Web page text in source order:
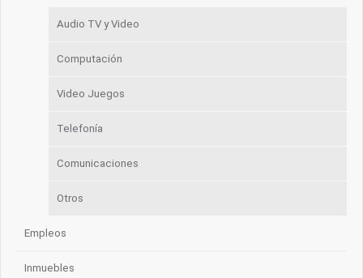
Audio TV y Video
Computación
Video Juegos
Telefonía
Comunicaciones
Otros
Empleos
Inmuebles